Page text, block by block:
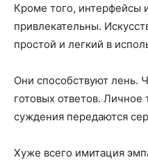
Кроме того, интерфейсы
привлекательны.
простой и легкий в
Они способствуют лень.
готовых ответов. Личное
суждения передаются
Хуже всего имитация